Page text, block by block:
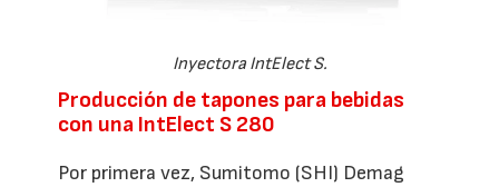
Inyectora IntElect S.
Producción de tapones para bebidas
con una IntElect S 280
Por primera vez, Sumitomo (SHI) Demag